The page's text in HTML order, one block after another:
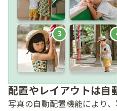
配置やレイアウトは自
写真の​自動配置機能に​より